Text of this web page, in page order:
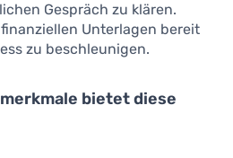
Gespräch zu klären.
Unterlagen bereit
zu beschleunigen.
bietet diese